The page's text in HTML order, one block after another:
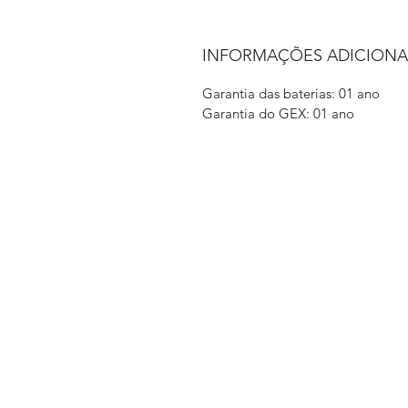
INFORMAÇÕES
Garantia das baterias: 01 ano
Garantia do GEX: 01 ano